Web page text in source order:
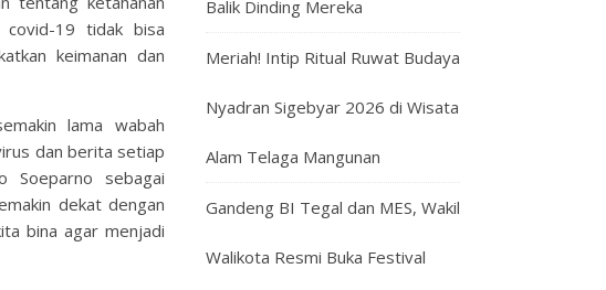
covid-19 tidak bisa
keimanan dan
lama wabah
dan berita setiap
Soeparno sebagai
dekat dengan
bina agar menjadi
Balik Dinding Mereka
Meriah! Intip Ritual Ruwat Budaya
Nyadran Sigebyar 2026 di Wisata
Alam Telaga Mangunan
Gandeng BI Tegal dan MES, Wakil
Walikota Resmi Buka Festival